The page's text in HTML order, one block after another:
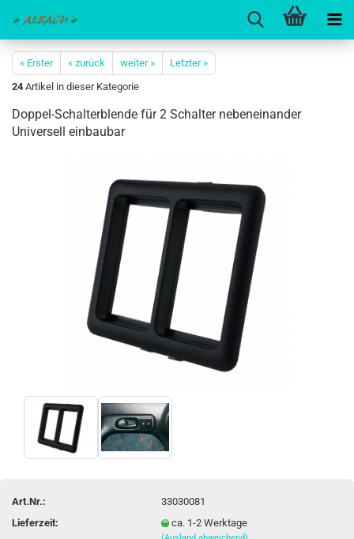
« Erster « zurück weiter »
Letzter »
24 Artikel in dieser Kategorie
Doppel-Schalterblende für 2 Schalter nebeneinander
Universell einbaubar
Art.Nr.:
33030081
Lieferzeit:
ca. 1-2 Werktage